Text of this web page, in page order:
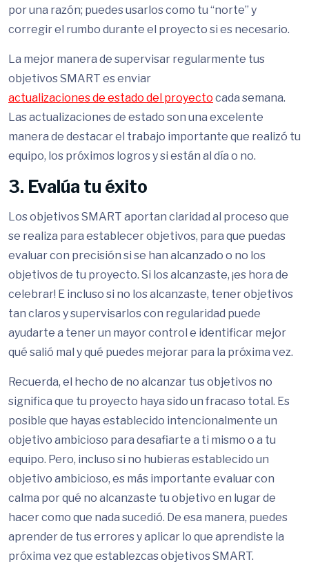
por una razón; puedes usarlos como tu “norte” y
corregir el rumbo durante el proyecto si es necesario.
La mejor manera de supervisar regularmente tus
objetivos SMART es enviar
actualizaciones de estado del proyecto cada semana.
Las actualizaciones de estado son una excelente
manera de destacar el trabajo importante que realizó tu
equipo, los próximos logros y si están al día o no.
3. Evalúa tu éxito
Los objetivos SMART aportan claridad al proceso que
se realiza para establecer objetivos, para que puedas
evaluar con precisión si se han alcanzado o no los
objetivos de tu proyecto. Si los alcanzaste, ¡es hora de
celebrar! E incluso si no los alcanzaste, tener objetivos
tan claros y supervisarlos con regularidad puede
ayudarte a tener un mayor control e identificar mejor
qué salió mal y qué puedes mejorar para la próxima vez.
Recuerda, el hecho de no alcanzar tus objetivos no
significa que tu proyecto haya sido un fracaso total. Es
posible que hayas establecido intencionalmente un
objetivo ambicioso para desafiarte a ti mismo o a tu
equipo. Pero, incluso si no hubieras establecido un
objetivo ambicioso, es más importante evaluar con
calma por qué no alcanzaste tu objetivo en lugar de
hacer como que nada sucedió. De esa manera, puedes
aprender de tus errores y aplicar lo que aprendiste la
próxima vez que establezcas objetivos SMART.